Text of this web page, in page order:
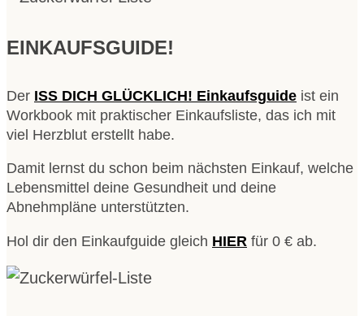
EINKAUFSGUIDE!
Der ISS DICH GLÜCKLICH! Einkaufsguide ist ein
Workbook mit praktischer Einkaufsliste, das ich mit
viel Herzblut erstellt habe.
Damit lernst du schon beim nächsten Einkauf, welche
Lebensmittel deine Gesundheit und deine
Abnehmpläne unterstützten.
Hol dir den Einkaufguide gleich HIER für 0 € ab.